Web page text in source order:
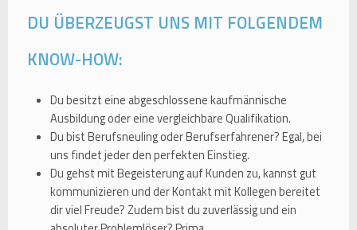
DU ÜBERZEUGST UNS MIT FOLGENDEM
KNOW-HOW:
Du besitzt eine abgeschlossene kaufmännische
Ausbildung oder eine vergleichbare Qualifikation.
Du bist Berufsneuling oder Berufserfahrener? Egal, bei
uns findet jeder den perfekten Einstieg.
Du gehst mit Begeisterung auf Kunden zu, kannst gut
kommunizieren und der Kontakt mit Kollegen bereitet
dir viel Freude? Zudem bist du zuverlässig und ein